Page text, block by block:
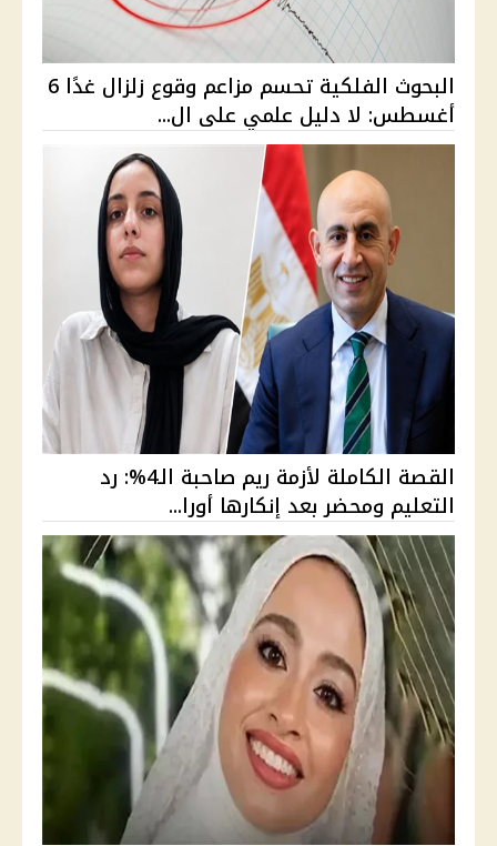
البحوث الفلكية تحسم مزاعم وقوع زلزال غدًا 6
أغسطس: لا دليل علمي على ال...
القصة الكاملة لأزمة ريم صاحبة الـ4%: رد
التعليم ومحضر بعد إنكارها أورا...